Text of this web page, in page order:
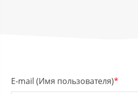
E-mail (Имя пользователя)*